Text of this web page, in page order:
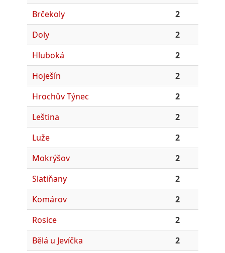
Brčekoly
2
Doly
2
Hluboká
2
Hoješín
2
Hrochův Týnec
2
Leština
2
Luže
2
Mokrýšov
2
Slatiňany
2
Komárov
2
Rosice
2
Bělá u Jevíčka
2